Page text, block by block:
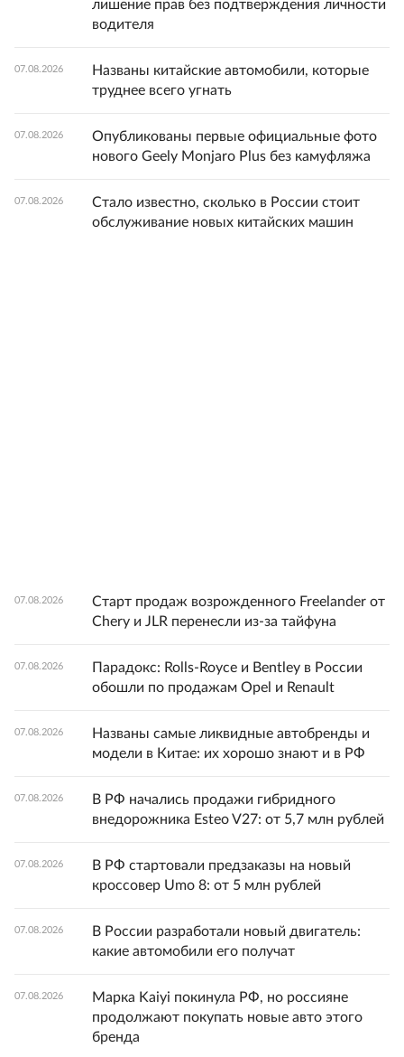
лишение прав без подтверждения личности
водителя
07.08.2026
Названы китайские автомобили, которые
труднее всего угнать
07.08.2026
Опубликованы первые официальные фото
нового Geely Monjaro Plus без камуфляжа
07.08.2026
Стало известно, сколько в России стоит
обслуживание новых китайских машин
07.08.2026
Старт продаж возрожденного Freelander от
Chery и JLR перенесли из-за тайфуна
07.08.2026
Парадокс: Rolls-Royce и Bentley в России
обошли по продажам Opel и Renault
07.08.2026
Названы самые ликвидные автобренды и
модели в Китае: их хорошо знают и в РФ
07.08.2026
В РФ начались продажи гибридного
внедорожника Esteo V27: от 5,7 млн рублей
07.08.2026
В РФ стартовали предзаказы на новый
кроссовер Umo 8: от 5 млн рублей
07.08.2026
В России разработали новый двигатель:
какие автомобили его получат
07.08.2026
Марка Kaiyi покинула РФ, но россияне
продолжают покупать новые авто этого
бренда